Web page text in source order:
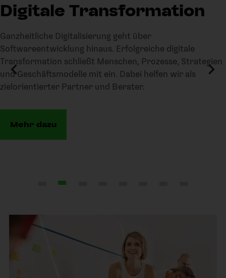
KI Anwendungen
Mit unserer individuellen KI Softwareentwicklung
machen wir euch zum KI-Vorreiter unter euren
Marktbegleitern. Egal wo euer Unternehmen in der
Evaluation, Einführung oder Breitenintegration von KI
gerade steht.
Mehr dazu